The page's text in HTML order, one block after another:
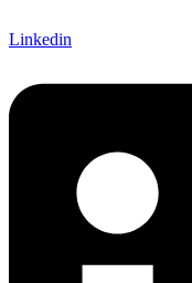
Linkedin